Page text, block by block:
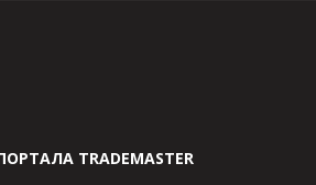
TRADEMASTER